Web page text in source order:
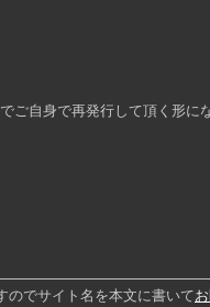
ご自身で再発行して頂く形に
のでサイト名を本文に書いて